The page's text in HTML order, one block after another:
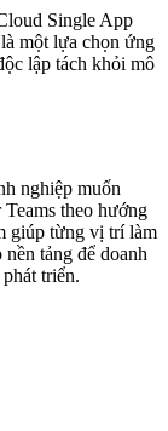
Single App
một lựa chọn ứng
lập tách khỏi mô
nghiệp muốn
theo hướng
giúp từng vị trí làm
tảng để doanh
triển.